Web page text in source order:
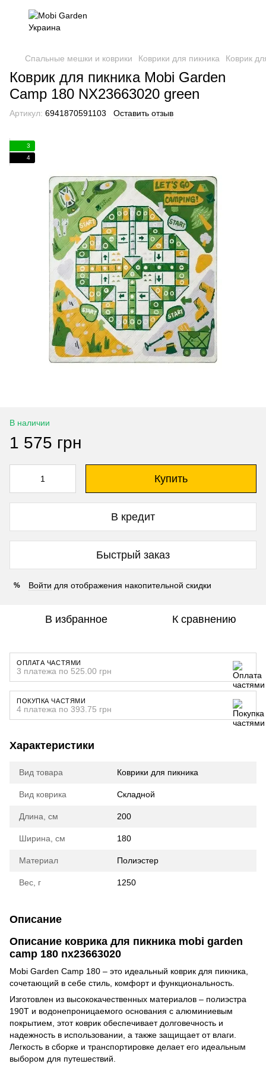
Спальные мешки и коврики Коврики для пикника Коврик
Коврик для пикника Mobi Garden
Camp 180 NX23663020 green
Артикул: 6941870591103 Оставить отзыв
3
4
В наличии
1 575 грн
Купить
В кредит
Быстрый заказ
% Войти для отображения накопительной скидки
В избранное К сравнению
ОПЛАТА ЧАСТЯМИ
3 платежа по 525.00 грн
ПОКУПКА ЧАСТЯМИ
4 платежа по 393.75 грн
Характеристики
Вид товара Коврики для пикника
Вид коврика Складной
Длина, см 200
Ширина, см 180
Материал Полиэстер
Вес, г 1250
Описание
Описание коврика для пикника mobi garden
camp 180 nx23663020
Mobi Garden Camp 180 – это идеальный коврик для пикника,
сочетающий в себе стиль, комфорт и функциональность.
Изготовлен из высококачественных материалов – полиэстра
190T и водонепроницаемого основания с алюминиевым
покрытием, этот коврик обеспечивает долговечность и
надежность в использовании, а также защищает от влаги.
Легкость в сборке и транспортировке делает его идеальным
выбором для путешествий.